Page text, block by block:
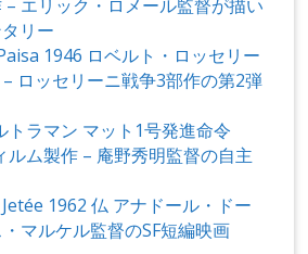
– エリック・ロメール監督が描い
リー
1946 ロベルト・ロッセリー
ロッセリーニ戦争3部作の第2弾
トラマン マット1号発進命令
ルム製作 – 庵野秀明監督の自主
1962 仏 アナドール・ドー
マルケル監督のSF短編映画